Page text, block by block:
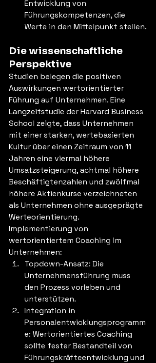
Entwicklung von
Führungskompetenzen, die
Werte in den Mittelpunkt stellen.
Die wissenschaftliche
Perspektive
Studien belegen die positiven
Auswirkungen wertorientierter
Führung auf Unternehmen. Eine
Langzeitstudie der Harvard Business
School zeigte, dass Unternehmen
mit einer starken, wertebasierten
Kultur über einen Zeitraum von 11
Jahren eine viermal höhere
Umsatzsteigerung, achtmal höhere
Beschäftigtenzahlen und zwölfmal
höhere Aktienkurse verzeichneten
als Unternehmen ohne ausgeprägte
Werteorientierung.
Implementierung von
wertorientiertem Coaching im
Unternehmen:
Topdown-Ansatz: Die
Unternehmensführung muss
den Prozess vorleben und
unterstützen.
Integration in
Personalentwicklungsprogramm
e: Wertorientiertes Coaching
sollte fester Bestandteil von
Führungskräfteentwicklung und